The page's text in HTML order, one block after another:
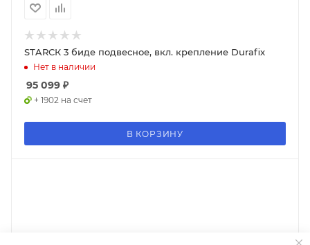
STARСК 3 биде подвесное, вкл. крепление Durafix
Нет в наличии
95 099 ₽
+ 1902 на счет
В КОРЗИНУ